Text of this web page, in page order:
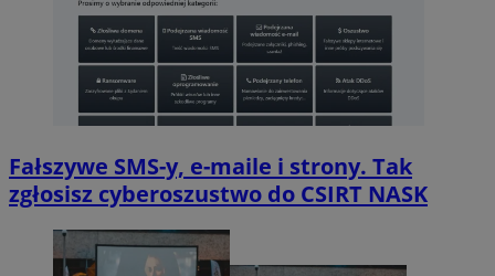
Fałszywe SMS-y, e-maile i strony. Tak
zgłosisz cyberoszustwo do CSIRT NASK